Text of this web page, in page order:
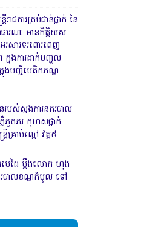
រាជការគ្រប់ជាន់ថ្នាក់ នៃ
ារណៈ មានកិត្តិយស
រសារទរពោរពេញ
នុងការដាក់បញ្ចូល
ងបញ្ជីបេតិកភណ្ឌ
របស់ស្នងការនគរបាល
លឺភូតភរ កុហសថ្នាក់
រីគ្រាប់ល្ពៅ វគ្គ៥
ដិតមេដៃ ប្ដឹងលោក ហុង
របាលខណ្ឌកំបូល ទៅ